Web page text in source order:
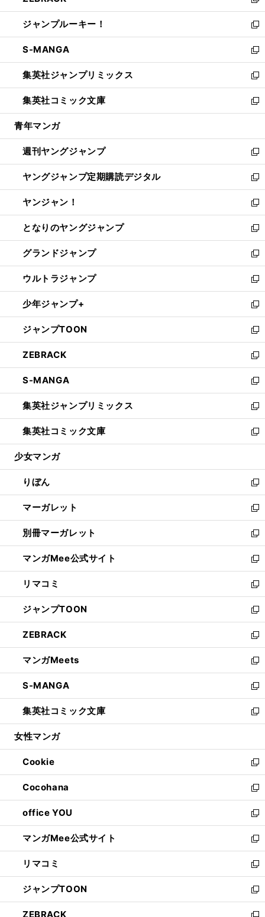
開
く
ウ
で
開
く
ン
ド
ウ
で
開
く
ウ
ィ
ン
ド
ウ
で
開
く
し
い
ウ
ィ
ン
ド
ウ
で
開
ジャンプルーキー！
新
し
い
ウ
ィ
ン
ド
ウ
開
く
S-MANGA
新
し
い
ウ
ィ
ン
ウ
で
開
く
集英社ジャンプリミックス
新
し
い
ウ
ン
ド
ウ
で
開
く
集英社コミック文庫
新
し
ウ
ィ
ン
ド
ウ
で
開
く
青年マンガ
週刊ヤングジャンプ
新
し
い
ウ
ィ
ン
ド
ウ
で
開
く
ヤングジャンプ定期購読デジタル
新
し
い
ウ
ィ
ン
ド
ウ
で
開
く
ヤンジャン！
新
し
い
ウ
ィ
ン
ド
ウ
で
開
く
となりのヤングジャンプ
新
し
い
ウ
ィ
ン
ド
ウ
で
開
く
グランドジャンプ
新
し
い
ウ
ィ
ン
ド
ウ
で
開
く
ウルトラジャンプ
新
し
い
ウ
ィ
ン
ド
ウ
で
開
く
少年ジャンプ+
新
し
い
ウ
ィ
ン
ド
ウ
で
開
く
ジャンプTOON
新
し
い
ウ
ィ
ン
ド
ウ
で
開
ZEBRACK
新
し
い
ウ
ィ
ン
ド
ウ
開
く
S-MANGA
新
し
い
ウ
ィ
ン
ウ
で
開
く
集英社ジャンプリミックス
新
し
い
ウ
ン
ド
ウ
で
開
く
集英社コミック文庫
新
し
ウ
ィ
ン
ド
ウ
で
開
く
少女マンガ
りぼん
新
し
い
ウ
ィ
ン
ド
ウ
で
開
く
マーガレット
新
し
い
ウ
ィ
ン
ド
ウ
で
開
く
別冊マーガレット
新
し
い
ウ
ィ
ン
ド
ウ
で
開
く
マンガMee公式サイト
新
し
い
ウ
ィ
ン
ド
ウ
で
開
く
リマコミ
新
し
い
ウ
ィ
ン
ド
ウ
で
開
く
ジャンプTOON
新
し
い
ウ
ィ
ン
ド
ウ
で
開
ZEBRACK
新
し
い
ウ
ィ
ン
ド
ウ
開
く
マンガMeets
新
し
い
ウ
ィ
ン
ウ
で
開
く
S-MANGA
新
し
い
ウ
ン
ド
ウ
で
開
く
集英社コミック文庫
新
し
ウ
ィ
ン
ド
ウ
で
開
く
女性マンガ
Cookie
新
し
い
ウ
ィ
ン
ド
ウ
で
開
く
Cocohana
新
し
い
ウ
ィ
ン
ド
ウ
で
開
く
office YOU
新
し
い
ウ
ィ
ン
ド
ウ
で
マンガMee公式サイト
新
し
い
ウ
ィ
ン
リマコミ
新
し
い
ウ
ジャンプTOON
新
し
ZEBRACK